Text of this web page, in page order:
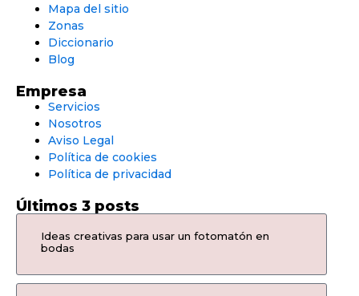
Mapa del sitio
Zonas
Diccionario
Blog
Empresa
Servicios
Nosotros
Aviso Legal
Política de cookies
Política de privacidad
Últimos 3 posts
Ideas creativas para usar un fotomatón en
bodas